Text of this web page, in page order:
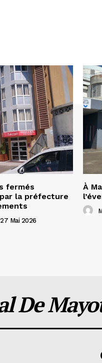
fermés
la préfecture
27 Mai 2026
À
De